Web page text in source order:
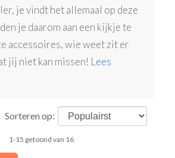
je vindt het allemaal op deze
je daarom aan een kijkje te
accessoires, wie weet zit er
jij niet kan missen! Lees
Sorteren op:
1-15 getoond van 16